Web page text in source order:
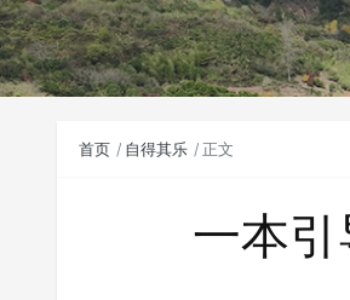
首页 自得其乐 正文
一本